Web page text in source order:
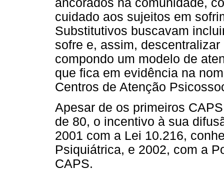
ancorados na comunidade,
cuidado aos sujeitos em
Substitutivos buscavam
sofre e, assim,
compondo um modelo de
que fica em evidência na
Centros de Atenção
Apesar de os primeiros
de 80, o incentivo à sua
2001 com a Lei 10.216,
Psiquiátrica, e 2002, com a
CAPS.